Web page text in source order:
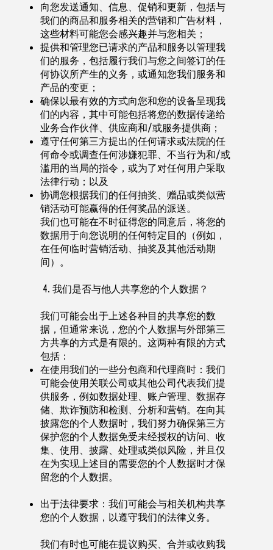
向您发送通知、信息、促销和更新，包括与
我们的商品和服务相关的营销和广告材料，
这些材料可能您会感兴趣并与您相关；
提供和管理您已请求的产品和服务以管理我
们的服务，包括履行我们与您之间签订的任
何协议所产生的义务，或通知您我们服务和
产品的变更；
确保以最有效的方式向您和您的设备呈现我
们的内容，其中可能包括将您的数据传递给
业务合作伙伴、供应商和/或服务提供商；
遵守任何第三方提出的任何请求或法院的任
何命令或调查任何涉嫌犯罪、不当行为和/或
滥用的当局的指令，或为了对任何用户采取
法律行动；以及
协调您根据我们的任何抽奖、赠品或类似营
销活动可能赢得的任何奖品的派送。
我们也可能在不时征得您的同意后，将您的
数据用于向您说明的任何特定目的（例如，
在任何临时营销活动、抽奖及其他活动期
间）。
4. 我们是否与他人共享您的个人数据？
我们可能会出于上述各种目的共享您的数
据，但通常来说，您的个人数据与外部第三
方共享的方式是有限的。这两种有限的方式
包括：
在使用我们的一些分包商和代理商时：我们
可能会使用关联公司或其他公司代表我们提
供服务，例如数据处理、账户管理、数据存
储、欺诈预防和检测、分析和营销。在向其
披露您的个人数据时，我们努力确保第三方
保护您的个人数据免受未经授权的访问、收
集、使用、披露、处理或类似风险，并且仅
在为实现上述目的需要您的个人数据时才保
留您的个人数据。
出于法律要求：我们可能会与相关机构共享
您的个人数据，以遵守我们的法律义务。
我们有时也可能在提议购买、合并或收购我